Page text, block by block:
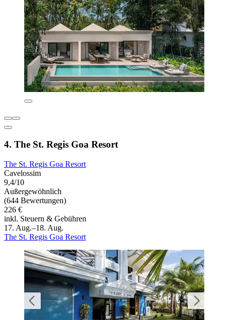
4. The St. Regis Goa Resort
The St. Regis Goa Resort
Cavelossim
9,4/10
Außergewöhnlich
(644 Bewertungen)
226 €
inkl. Steuern & Gebühren
17. Aug.–18. Aug.
The St. Regis Goa Resort